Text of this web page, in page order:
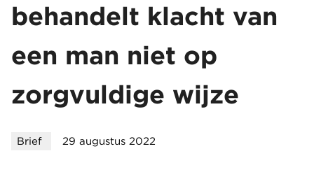
behandelt klacht van
een man niet op
zorgvuldige wijze
Brief 29 augustus 2022